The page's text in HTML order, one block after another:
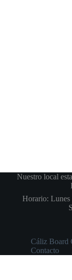
Nuestro local
Horario: Lunes
Cáliz Board
Contacto